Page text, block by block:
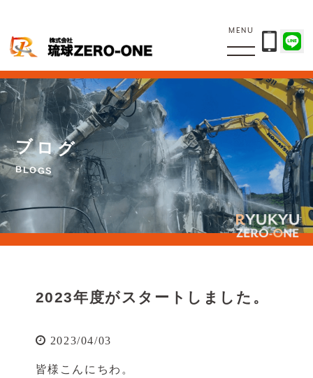
MENU
ブログ
BLOGS
2023年度がスタートしました。
2023/04/03
皆様こんにちわ。